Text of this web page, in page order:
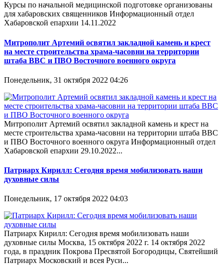
Курсы по начальной медицинской подготовке организованы
для хабаровских священников Информационный отдел
Хабаровской епархии 14.11.2022
Митрополит Артемий освятил закладной камень и крест
на месте строительства храма-часовни на территории
штаба ВВС и ПВО Восточного военного округа
Понедельник, 31 октября 2022 04:26
Митрополит Артемий освятил закладной камень и крест на
месте строительства храма-часовни на территории штаба ВВС
и ПВО Восточного военного округа Информационный отдел
Хабаровской епархии 29.10.2022...
Патриарх Кирилл: Сегодня время мобилизовать наши
духовные силы
Понедельник, 17 октября 2022 04:03
Патриарх Кирилл: Сегодня время мобилизовать наши
духовные силы Москва, 15 октября 2022 г. 14 октября 2022
года, в праздник Покрова Пресвятой Богородицы, Святейший
Патриарх Московский и всея Руси...